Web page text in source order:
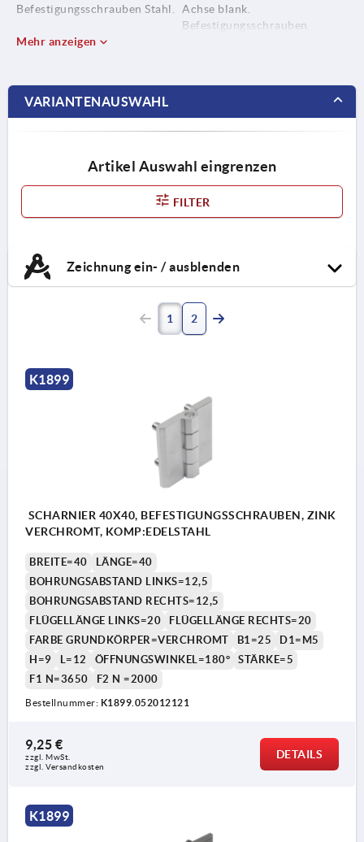
Befestigungsschrauben Stahl.
Achse blank.
Befestigungsschrauben
Mehr anzeigen
VARIANTENAUSWAHL
Artikel Auswahl eingrenzen
FILTER
Zeichnung ein- / ausblenden
1 2
K1899
SCHARNIER 40X40, BEFESTIGUNGSSCHRAUBEN, ZINK
VERCHROMT, KOMP:EDELSTAHL
BREITE=40
LÄNGE=40
BOHRUNGSABSTAND LINKS=12,5
BOHRUNGSABSTAND RECHTS=12,5
FLÜGELLÄNGE LINKS=20
FLÜGELLÄNGE RECHTS=20
FARBE GRUNDKÖRPER=VERCHROMT
B1=25
D1=M5
H=9
L=12 ÖFFNUNGSWINKEL=180°
STÄRKE=5
F1 N=3650
F2 N =2000
Bestellnummer: K1899.052012121
9,25 €
zzgl. MwSt.
zzgl. Versandkosten
DETAILS
K1899